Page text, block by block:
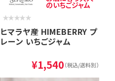
のいちごジャム
ヒマラヤ産 HIMEBERRY プ
レーン いちごジャム
¥1,540（税込/送料別）